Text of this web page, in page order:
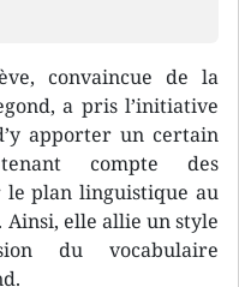
convaincue de la
a pris l’initiative
apporter un certain
compte des
plan linguistique au
elle allie un style
du vocabulaire